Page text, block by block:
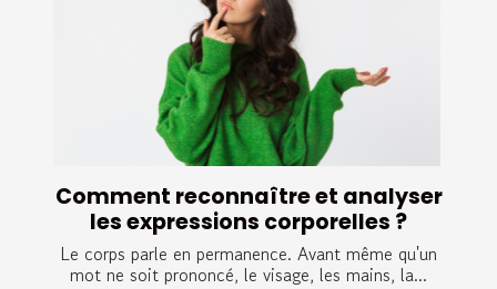
Comment reconnaître et analyser
les expressions corporelles ?
Le corps parle en permanence. Avant même qu'un
mot ne soit prononcé, le visage, les mains, la...